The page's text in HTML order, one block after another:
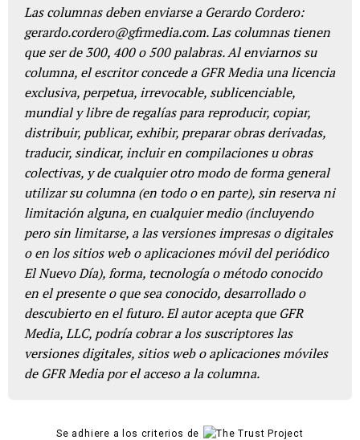
Las columnas deben enviarse a Gerardo Cordero:
gerardo.cordero@gfrmedia.com. Las columnas tienen
que ser de 300, 400 o 500 palabras. Al enviarnos su
columna, el escritor concede a GFR Media una licencia
exclusiva, perpetua, irrevocable, sublicenciable,
mundial y libre de regalías para reproducir, copiar,
distribuir, publicar, exhibir, preparar obras derivadas,
traducir, sindicar, incluir en compilaciones u obras
colectivas, y de cualquier otro modo de forma general
utilizar su columna (en todo o en parte), sin reserva ni
limitación alguna, en cualquier medio (incluyendo
pero sin limitarse, a las versiones impresas o digitales
o en los sitios web o aplicaciones móvil del periódico
El Nuevo Día), forma, tecnología o método conocido
en el presente o que sea conocido, desarrollado o
descubierto en el futuro. El autor acepta que GFR
Media, LLC, podría cobrar a los suscriptores las
versiones digitales, sitios web o aplicaciones móviles
de GFR Media por el acceso a la columna.
Se adhiere a los criterios de